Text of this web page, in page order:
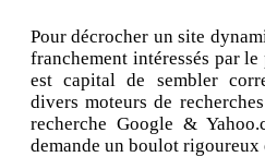
Pour décrocher un site
franchement intéressés par
est capital de sembler
divers moteurs de
recherche Google &
demande un boulot rigoureux